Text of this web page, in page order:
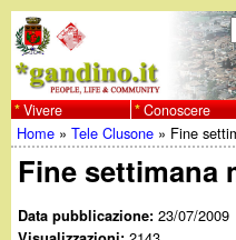
al
contenuto
principale
w
w
C
r
Vivere Conoscere
Tu
sei
Home »Tele Clusone » Fine
Fine settimana
Data pubblicazione:23/07/2009